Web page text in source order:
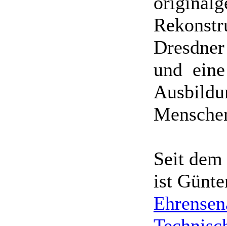
und
Seit
ist